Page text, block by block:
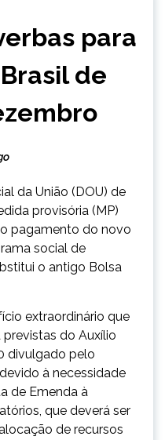
para
de
da União (DOU) de
provisória (MP)
pagamento do novo
social de
o antigo Bolsa
extraordinário que
do Auxílio
divulgado pelo
à necessidade
de Emenda à
que deverá ser
de recursos